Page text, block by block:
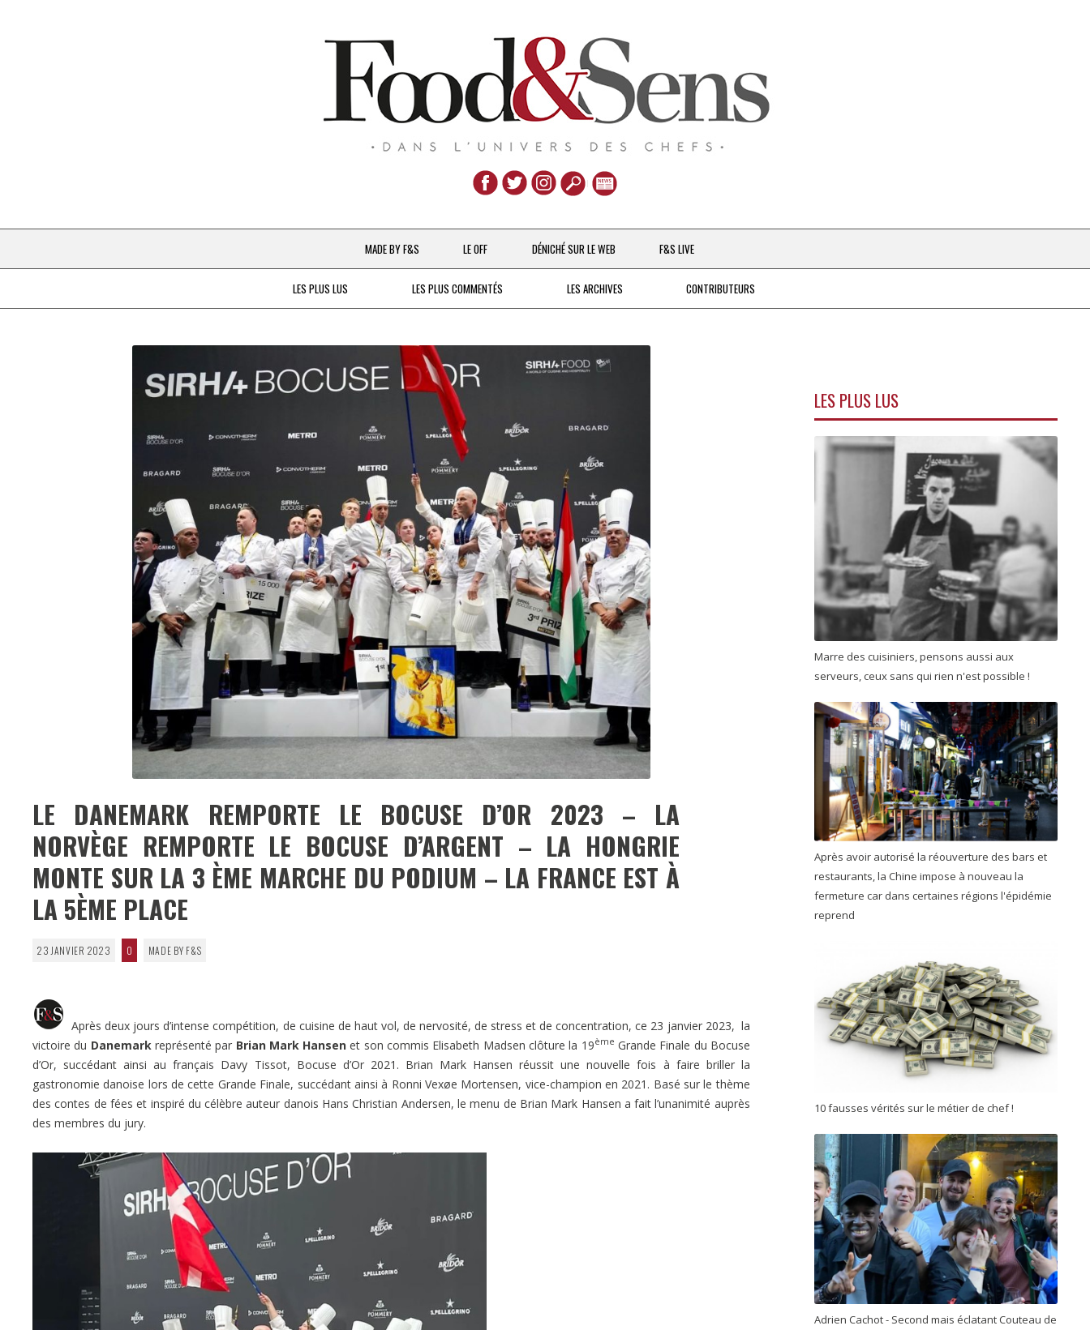
Aller
au
contenu
MADE BY F&S
CHEFS & ACTUALITÉS
À LA PETITE CUILLÈRE
DESTIN DE FEMME
V…DE VOYAGE
LE OFF DÉNICHÉ SUR LE WEB F&S LIVE
LES PLUS LUS LES PLUS COMMENTÉS LES ARCHIVES CONTRIBUTEURS
LE DANEMARK REMPORTE LE BOCUSE D’OR 2023 – LA
NORVÈGE REMPORTE LE BOCUSE D’ARGENT – LA HONGRIE
MONTE SUR LA 3 ÈME MARCHE DU PODIUM – LA FRANCE EST À
LA 5ÈME PLACE
23 JANVIER 2023 0 MADE BY F&S
Après deux jours d’intense compétition, de cuisine de haut vol, de nervosité, de stress et de concentration, ce 23 janvier 2023, la
victoire du Danemark représenté par Brian Mark Hansen et son commis Elisabeth Madsen clôture la 19ème Grande Finale du Bocuse
d’Or, succédant ainsi au français Davy Tissot, Bocuse d’Or 2021. Brian Mark Hansen réussit une nouvelle fois à faire briller la
gastronomie danoise lors de cette Grande Finale, succédant ainsi à Ronni Vexøe Mortensen, vice-champion en 2021. Basé sur le thème
des contes de fées et inspiré du célèbre auteur danois Hans Christian Andersen, le menu de Brian Mark Hansen a fait l’unanimité auprès
des membres du jury.
LES PLUS LUS
Marre des cuisiniers, pensons aussi aux
serveurs, ceux sans qui rien n'est possible !
Après avoir autorisé la réouverture des bars et
restaurants, la Chine impose à nouveau la
fermeture car dans certaines régions l'épidémie
reprend
10 fausses vérités sur le métier de chef !
Adrien Cachot - Second mais éclatant Couteau de